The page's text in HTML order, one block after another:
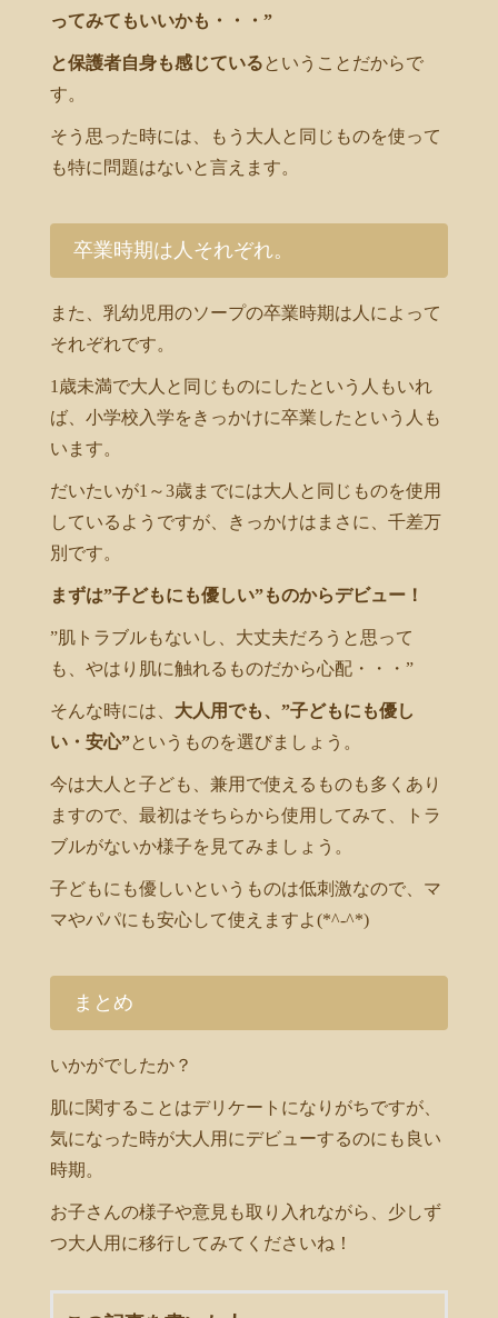
ってみてもいいかも・・・”
と保護者自身も感じているということだからで
す。
そう思った時には、もう大人と同じものを使って
も特に問題はないと言えます。
卒業時期は人それぞれ。
また、乳幼児用のソープの卒業時期は人によって
それぞれです。
1歳未満で大人と同じものにしたという人もいれ
ば、小学校入学をきっかけに卒業したという人も
います。
だいたいが1～3歳までには大人と同じものを使用
しているようですが、きっかけはまさに、千差万
別です。
まずは”子どもにも優しい”ものからデビュー！
”肌トラブルもないし、大丈夫だろうと思って
も、やはり肌に触れるものだから心配・・・”
そんな時には、 大人用でも、”子どもにも優し
い・安心”というものを選びましょう。
今は大人と子ども、兼用で使えるものも多くあり
ますので、最初はそちらから使用してみて、トラ
ブルがないか様子を見てみましょう。
子どもにも優しいというものは低刺激なので、マ
マやパパにも安心して使えますよ(*^-^*)
まとめ
いかがでしたか？
肌に関することはデリケートになりがちですが、
気になった時が大人用にデビューするのにも良い
時期。
お子さんの様子や意見も取り入れながら、少しず
つ大人用に移行してみてくださいね！